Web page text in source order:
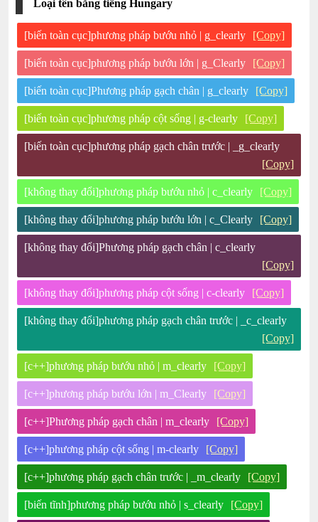
Loại tên bằng tiếng Hungary
[biến toàn cục]phương pháp bướu nhỏ | g_clearly [Copy]
[biến toàn cục]phương pháp bướu lớn | g_Clearly [Copy]
[biến toàn cục]Phương pháp gạch chân | g_clearly [Copy]
[biến toàn cục]phương pháp cột sống | g-clearly [Copy]
[biến toàn cục]phương pháp gạch chân trước | _g_clearly
[Copy]
[không thay đổi]phương pháp bướu nhỏ | c_clearly [Copy]
[không thay đổi]phương pháp bướu lớn | c_Clearly [Copy]
[không thay đổi]Phương pháp gạch chân | c_clearly
[Copy]
[không thay đổi]phương pháp cột sống | c-clearly [Copy]
[không thay đổi]phương pháp gạch chân trước | _c_clearly
[Copy]
[c++]phương pháp bướu nhỏ | m_clearly [Copy]
[c++]phương pháp bướu lớn | m_Clearly [Copy]
[c++]Phương pháp gạch chân | m_clearly [Copy]
[c++]phương pháp cột sống | m-clearly [Copy]
[c++]phương pháp gạch chân trước | _m_clearly [Copy]
[biến tĩnh]phương pháp bướu nhỏ | s_clearly [Copy]